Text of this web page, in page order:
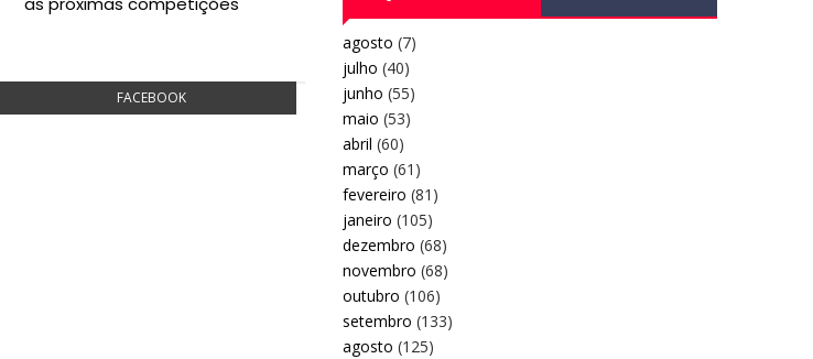
FACEBOOK
agosto (7)
julho (40)
junho (55)
maio (53)
abril (60)
março (61)
fevereiro (81)
janeiro (105)
dezembro (68)
novembro (68)
outubro (106)
setembro (133)
agosto (125)